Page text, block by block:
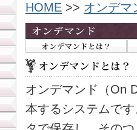
HOME >> オンデマ
オンデマンド（On
本するシステムで